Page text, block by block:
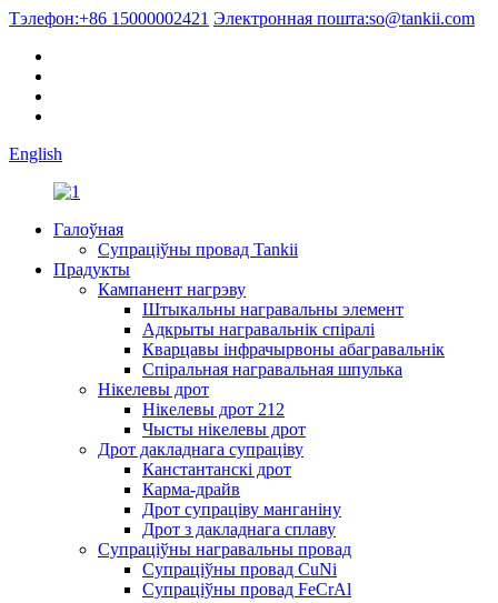
Тэлефон:+86 15000002421 Электронная пошта:so@tankii.com
English
Галоўная
Супраціўны провад Tankii
Прадукты
Кампанент нагрэву
Штыкальны награвальны элемент
Адкрыты награвальнік спіралі
Кварцавы інфрачырвоны абагравальнік
Спіральная награвальная шпулька
Нікелевы дрот
Нікелевы дрот 212
Чысты нікелевы дрот
Дрот дакладнага супраціву
Канстантанскі дрот
Карма-драйв
Дрот супраціву манганіну
Дрот з дакладнага сплаву
Супраціўны награвальны провад
Супраціўны провад CuNi
Супраціўны провад FeCrAl